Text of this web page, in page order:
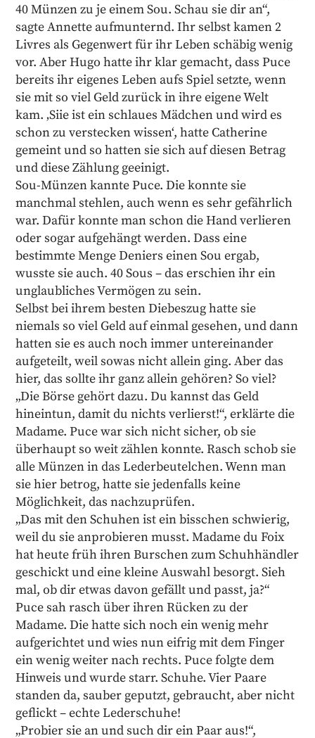
40 Münzen zu je einem Sou. Schau sie dir an“,
sagte Annette aufmunternd. Ihr selbst kamen 2
Livres als Gegenwert für ihr Leben schäbig wenig
vor. Aber Hugo hatte ihr klar gemacht, dass Puce
bereits ihr eigenes Leben aufs Spiel setzte, wenn
sie mit so viel Geld zurück in ihre eigene Welt
kam. ‚Siie ist ein schlaues Mädchen und wird es
schon zu verstecken wissen‘, hatte Catherine
gemeint und so hatten sie sich auf diesen Betrag
und diese Zählung geeinigt.
Sou-Münzen kannte Puce. Die konnte sie
manchmal stehlen, auch wenn es sehr gefährlich
war. Dafür konnte man schon die Hand verlieren
oder sogar aufgehängt werden. Dass eine
bestimmte Menge Deniers einen Sou ergab,
wusste sie auch. 40 Sous – das erschien ihr ein
unglaubliches Vermögen zu sein.
Selbst bei ihrem besten Diebeszug hatte sie
niemals so viel Geld auf einmal gesehen, und dann
hatten sie es auch noch immer untereinander
aufgeteilt, weil sowas nicht allein ging. Aber das
hier, das sollte ihr ganz allein gehören? So viel?
„Die Börse gehört dazu. Du kannst das Geld
hineintun, damit du nichts verlierst!“, erklärte die
Madame. Puce war sich nicht sicher, ob sie
überhaupt so weit zählen konnte. Rasch schob sie
alle Münzen in das Lederbeutelchen. Wenn man
sie hier betrog, hatte sie jedenfalls keine
Möglichkeit, das nachzuprüfen.
„Das mit den Schuhen ist ein bisschen schwierig,
weil du sie anprobieren musst. Madame du Foix
hat heute früh ihren Burschen zum Schuhhändler
geschickt und eine kleine Auswahl besorgt. Sieh
mal, ob dir etwas davon gefällt und passt, ja?“
Puce sah rasch über ihren Rücken zu der
Madame. Die hatte sich noch ein wenig mehr
aufgerichtet und wies nun eifrig mit dem Finger
ein wenig weiter nach rechts. Puce folgte dem
Hinweis und wurde starr. Schuhe. Vier Paare
standen da, sauber geputzt, gebraucht, aber nicht
geflickt – echte Lederschuhe!
„Probier sie an und such dir ein Paar aus!“,